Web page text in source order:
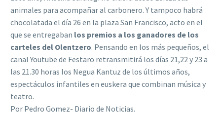
animales para acompañar al carbonero. Y tampoco habrá
chocolatada el día 26 en la plaza San Francisco, acto en el
que se entregaban los premios a los ganadores de los
carteles del Olentzero. Pensando en los más pequeños, el
canal Youtube de Festaro retransmitirá los días 21,22 y 23 a
las 21.30 horas los Negua Kantuz de los últimos años,
espectáculos infantiles en euskera que combinan música y
teatro.
Por Pedro Gomez- Diario de Noticias.